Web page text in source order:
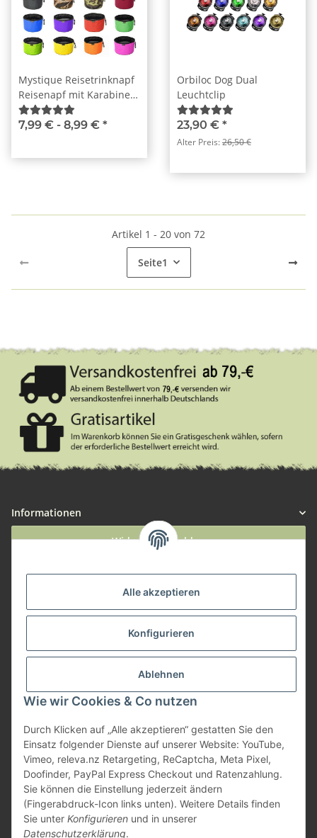
Alle akzeptieren
Konfigurieren
Ablehnen
Wie wir Cookies & Co nutzen
Durch Klicken auf „Alle akzeptieren“ gestatten Sie den
Einsatz folgender Dienste auf unserer Website: YouTube,
Vimeo, releva.nz Retargeting, ReCaptcha, Meta Pixel,
Doofinder, PayPal Express Checkout und Ratenzahlung.
Sie können die Einstellung jederzeit ändern
(Fingerabdruck-Icon links unten). Weitere Details finden
Sie unter Konfigurieren und in unserer
Datenschutzerklärung.
Mystique Reisetrinknapf
Reisenapf mit Karabiner
faltbar Faltnapf 2,0l
7,99 € - 8,99 € *
Orbiloc Dog Dual
Leuchtclip
23,90 € *
Alter Preis:26,50 €
Artikel 1 - 20 von 72
Seite1
Informationen
Widerruf anmelden
Zahlungsmöglichkeiten
* Alle Preise inkl. gesetzlicher USt., zzgl.